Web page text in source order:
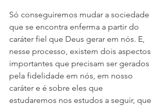
Só conseguiremos mudar a sociedade
que se encontra enferma a partir do
caráter fiel que Deus gerar em nós. E,
nesse processo, existem dois aspectos
importantes que precisam ser gerados
pela fidelidade em nós, em nosso
caráter e é sobre eles que
estudaremos nos estudos a seguir, que